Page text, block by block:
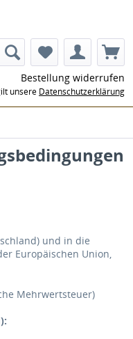
Bestellung widerrufen
unsere Datenschutzerklärung
und in die
Europäischen Union,
Mehrwertsteuer)